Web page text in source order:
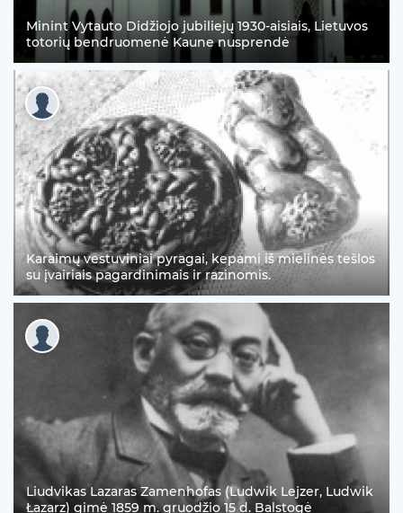
Minint Vytauto Didžiojo jubiliejų 1930-aisiais, Lietuvos
totorių bendruomenė Kaune nusprendė
Karaimų vestuviniai pyragai, kepami iš mielinės tešlos
su įvairiais pagardinimais ir razinomis.
Liudvikas Lazaras Zamenhofas (Ludwik Lejzer, Ludwik
Łazarz) gimė 1859 m. gruodžio 15 d. Balstogė